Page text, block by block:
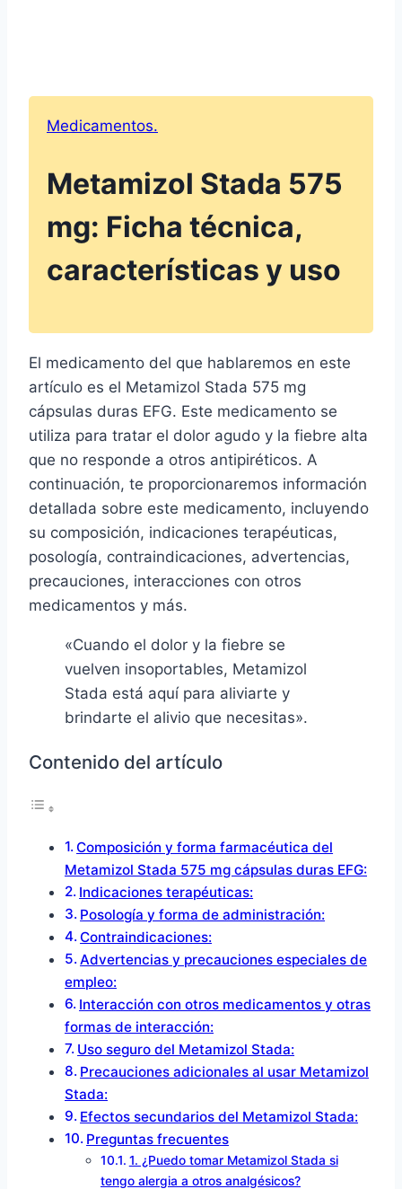
Medicamentos.
Metamizol Stada 575
mg: Ficha técnica,
características y uso
El medicamento del que hablaremos en este
artículo es el Metamizol Stada 575 mg
cápsulas duras EFG. Este medicamento se
utiliza para tratar el dolor agudo y la fiebre alta
que no responde a otros antipiréticos. A
continuación, te proporcionaremos información
detallada sobre este medicamento, incluyendo
su composición, indicaciones terapéuticas,
posología, contraindicaciones, advertencias,
precauciones, interacciones con otros
medicamentos y más.
«Cuando el dolor y la fiebre se
vuelven insoportables, Metamizol
Stada está aquí para aliviarte y
brindarte el alivio que necesitas».
Contenido del artículo
Composición y forma farmacéutica del
Metamizol Stada 575 mg cápsulas duras EFG:
Indicaciones terapéuticas:
Posología y forma de administración:
Contraindicaciones:
Advertencias y precauciones especiales de
empleo:
Interacción con otros medicamentos y otras
formas de interacción:
Uso seguro del Metamizol Stada:
Precauciones adicionales al usar Metamizol
Stada:
Efectos secundarios del Metamizol Stada:
Preguntas frecuentes
1. ¿Puedo tomar Metamizol Stada si
tengo alergia a otros analgésicos?